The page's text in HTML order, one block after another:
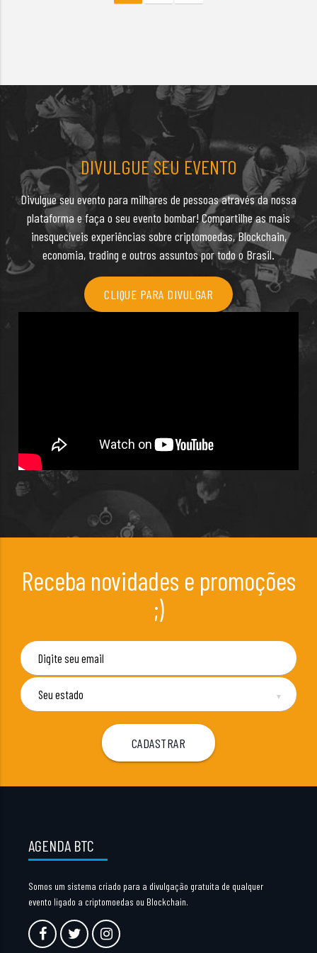
DIVULGUE SEU EVENTO
Divulgue seu evento para milhares de pessoas através da nossa
plataforma e faça o seu evento bombar! Compartilhe as mais
inesquecíveis experiências sobre criptomoedas, Blockchain,
economia, trading e outros assuntos por todo o Brasil.
CLIQUE PARA DIVULGAR
Receba novidades e promoções
;)
▼
AGENDA BTC
Somos um sistema criado para a divulgação gratuita de qualquer
evento ligado a criptomoedas ou Blockchain.